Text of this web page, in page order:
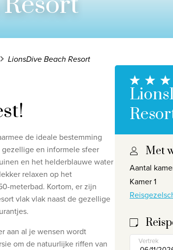
Privacy disclaimer © 2026,
LionsDive Beach Resort
de ideale bestemming
en informele sfeer
en het helderblauwe water
relaxen op het
meterbad. Kortom, er zijn
vlak vlak naast de gezellige
aan al je wensen wordt
om de natuurlijke riffen van
Met
Aantal
Kamer 1
Vertrek